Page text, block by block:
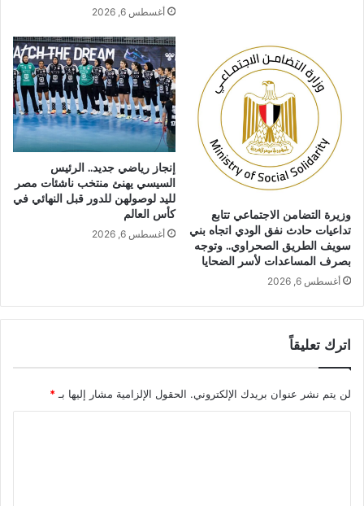
أغسطس 6, 2026
وزيرة التضامن الاجتماعي تتابع
تداعيات حادث نفق الودي اتجاه بني
سويف الطريق الصحراوي.. وتوجه
بصرف المساعدات لأسر الضحايا
أغسطس 6, 2026
إنجاز رياضي جديد.. الرئيس
السيسي يهنئ منتخب ناشئات مصر
لليد لوصولهن للدور قبل النهائي في
كأس العالم
أغسطس 6, 2026
اترك تعليقاً
لن يتم نشر عنوان بريدك الإلكتروني. الحقول الإلزامية مشار إليها بـ *